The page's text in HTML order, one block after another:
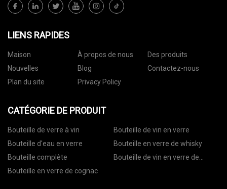
LIENS RAPIDES
Maison À propos de nous
Des produits
Nouvelles
Blog
Contactez-nous
Plan du site
Privacy Policy
CATÉGORIE DE PRODUIT
Bouteille de verre à vin
Bouteille de vin en verre
Bouteille d'eau en verre
Bouteille en verre de whisky
Bouteille complète
Bouteille de vin en verre de
Bouteille en verre de cognac